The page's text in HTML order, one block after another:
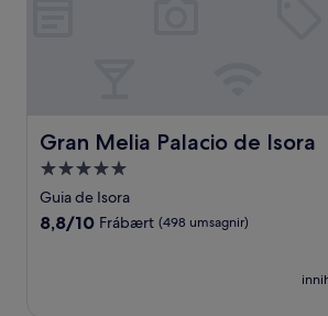
Gran Melia Palacio de Isora
Gran Melia Palacio de Isora
5.0
stjörnu
gististaður
Guia de Isora
8.8
8,8/10 Frábært (498 umsagnir)